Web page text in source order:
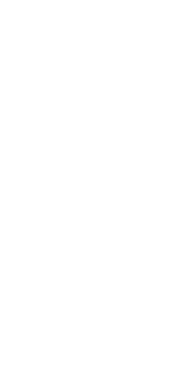
(italská, grill a asijská). V rozsáhlé
na pláži zdarma, rezervace nutná na
když budou volné – patří hotelu a
dvěma manželskými postelemi vedle
hotel reaguje na potřeby jednotlivých